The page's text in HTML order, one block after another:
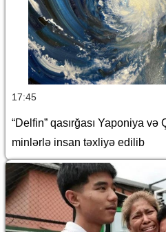
17:45
“Delfin” qasırğası Yaponiya və
minlərlə insan təxliyə edilib